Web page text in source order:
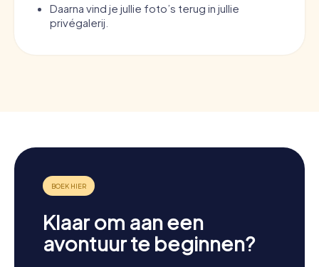
Daarna vind je jullie foto’s terug in jullie
privégalerij.
Klaar om aan een
avontuur te beginnen?